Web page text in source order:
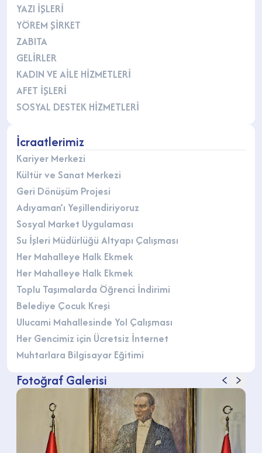
YAZI İŞLERİ
YÖREM ŞİRKET
ZABITA
GELİRLER
KADIN VE AİLE HİZMETLERİ
AFET İŞLERİ
SOSYAL DESTEK HİZMETLERİ
İcraatlerimiz
Kariyer Merkezi
Kültür ve Sanat Merkezi
Geri Dönüşüm Projesi
Adıyaman’ı Yeşillendiriyoruz
Sosyal Market Uygulaması
Su İşleri Müdürlüğü Altyapı Çalışması
Her Mahalleye Halk Ekmek
Her Mahalleye Halk Ekmek
Toplu Taşımalarda Öğrenci İndirimi
Belediye Çocuk Kreşi
Ulucami Mahallesinde Yol Çalışması
Her Gencimiz için Ücretsiz İnternet
Muhtarlara Bilgisayar Eğitimi
Fotoğraf Galerisi